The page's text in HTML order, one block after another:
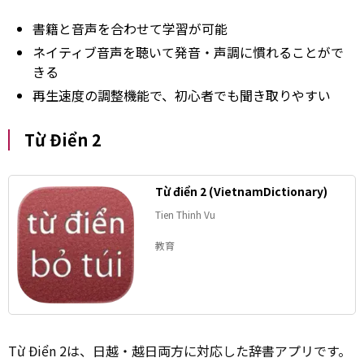
書籍と音声を合わせて学習が可能
ネイティブ音声を聴いて発音・声調に慣れることがで
きる
再生速度の調整機能で、初心者でも聞き取りやすい
Từ Điển 2
Từ điển 2 (VietnamDictionary)
Tien Thinh Vu
教育
Từ Điển 2は、日越・越日両方に対応した辞書アプリです。